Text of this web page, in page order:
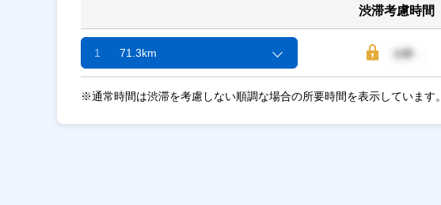
渋滞考慮時間
1 71.3km
※通常時間は渋滞を考慮しない順調な場合の所要時間を表示しています。